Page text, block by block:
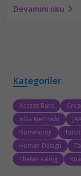
Devamını oku
Kategoriler
Access Bars
Silva Methodu
Numeroloji
Tarot
Human Design
ThetaHealing